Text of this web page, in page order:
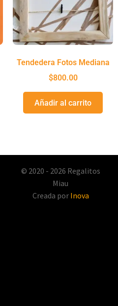
Tendedera Fotos Mediana
$800.00
Añadir al carrito
© 2020 - 2026 Regalitos
Miau
Creada por Inova